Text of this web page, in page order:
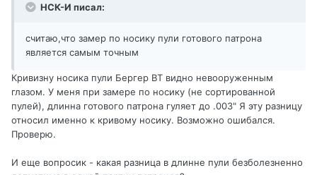
НСК-И писал:
считаю,что замер по носику пули готового патрона
является самым точным
Кривизну носика пули Бергер ВТ видно невооруженным
глазом. У меня при замере по носику (не сортированной
пулей), длинна готового патрона гуляет до .003" Я эту разницу
относил именно к кривому носику. Возможно ошибался.
Проверю.
И еще вопросик - какая разница в длинне пули безболезненно